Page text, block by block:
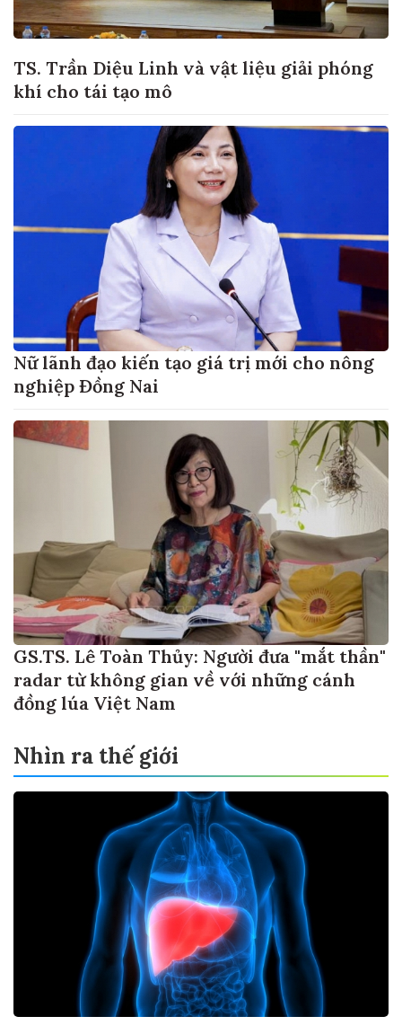
TS. Trần Diệu Linh và vật liệu giải phóng
khí cho tái tạo mô
Nữ lãnh đạo kiến tạo giá trị mới cho nông
nghiệp Đồng Nai
GS.TS. Lê Toàn Thủy: Người đưa "mắt thần"
radar từ không gian về với những cánh
đồng lúa Việt Nam
Nhìn ra thế giới